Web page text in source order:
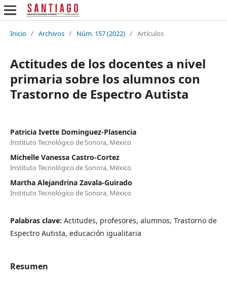
Inicio / Archivos / Núm. 157 (2022) / Artículos
Actitudes de los docentes a nivel
primaria sobre los alumnos con
Trastorno de Espectro Autista
Patricia Ivette Dominguez-Plasencia
Instituto Tecnológico de Sonora, México
Michelle Vanessa Castro-Cortez
Instituto Tecnológico de Sonora, México
Martha Alejandrina Zavala-Guirado
Instituto Tecnológico de Sonora, México
Palabras clave: Actitudes, profesores, alumnos, Trastorno de
Espectro Autista, educación igualitaria
Resumen